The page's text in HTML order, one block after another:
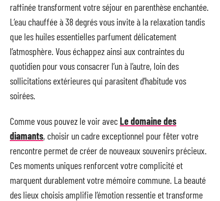
raffinée transforment votre séjour en parenthèse enchantée.
L’eau chauffée à 38 degrés vous invite à la relaxation tandis
que les huiles essentielles parfument délicatement
l’atmosphère. Vous échappez ainsi aux contraintes du
quotidien pour vous consacrer l’un à l’autre, loin des
sollicitations extérieures qui parasitent d’habitude vos
soirées.
Comme vous pouvez le voir avecLe domaine des
diamants, choisir un cadre exceptionnel pour fêter votre
rencontre permet de créer de nouveaux souvenirs précieux.
Ces moments uniques renforcent votre complicité et
marquent durablement votre mémoire commune. La beauté
des lieux choisis amplifie l’émotion ressentie et transforme